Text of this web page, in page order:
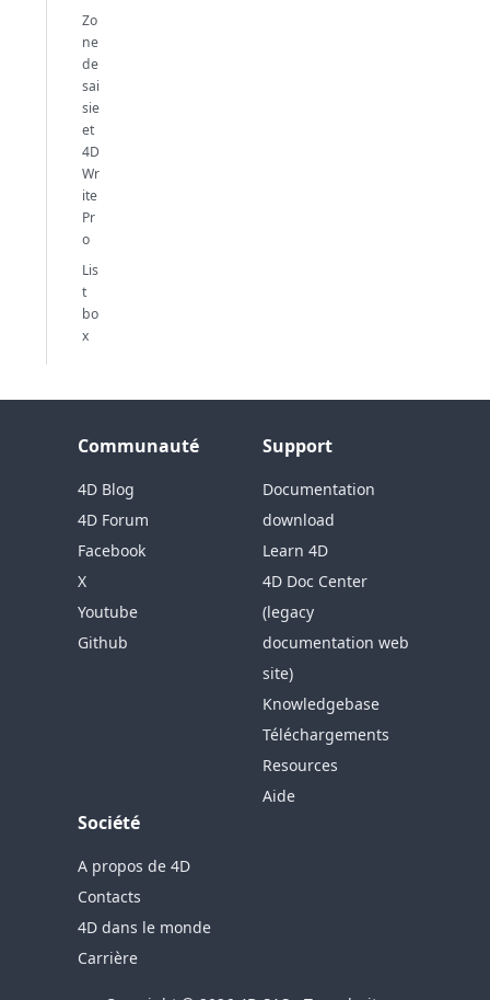
Zo
ne
de
sai
sie
et
4D
Wr
ite
Pr
o
Lis
t
bo
x
Communauté
4D Blog
4D Forum
Facebook
X
Youtube
Github
Support
Documentation
download
Learn 4D
4D Doc Center
(legacy
documentation web
site)
Knowledgebase
Téléchargements
Resources
Aide
Société
A propos de 4D
Contacts
4D dans le monde
Carrière